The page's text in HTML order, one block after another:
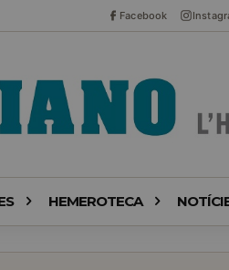
Facebook
HEMEROTECA